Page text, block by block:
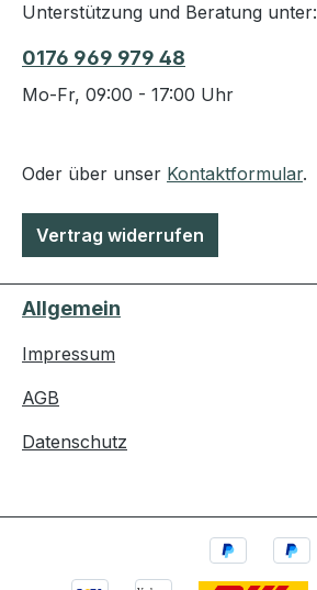
Unterstützung und Beratung unter:
0176 969 979 48
Mo-Fr, 09:00 - 17:00 Uhr
Oder über unser Kontaktformular.
Vertrag widerrufen
Allgemein
Impressum
AGB
Datenschutz